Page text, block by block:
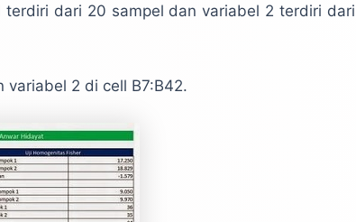
dari 20 sampel dan variabel 2 terdiri dari
variabel 2 di cell B7:B42.